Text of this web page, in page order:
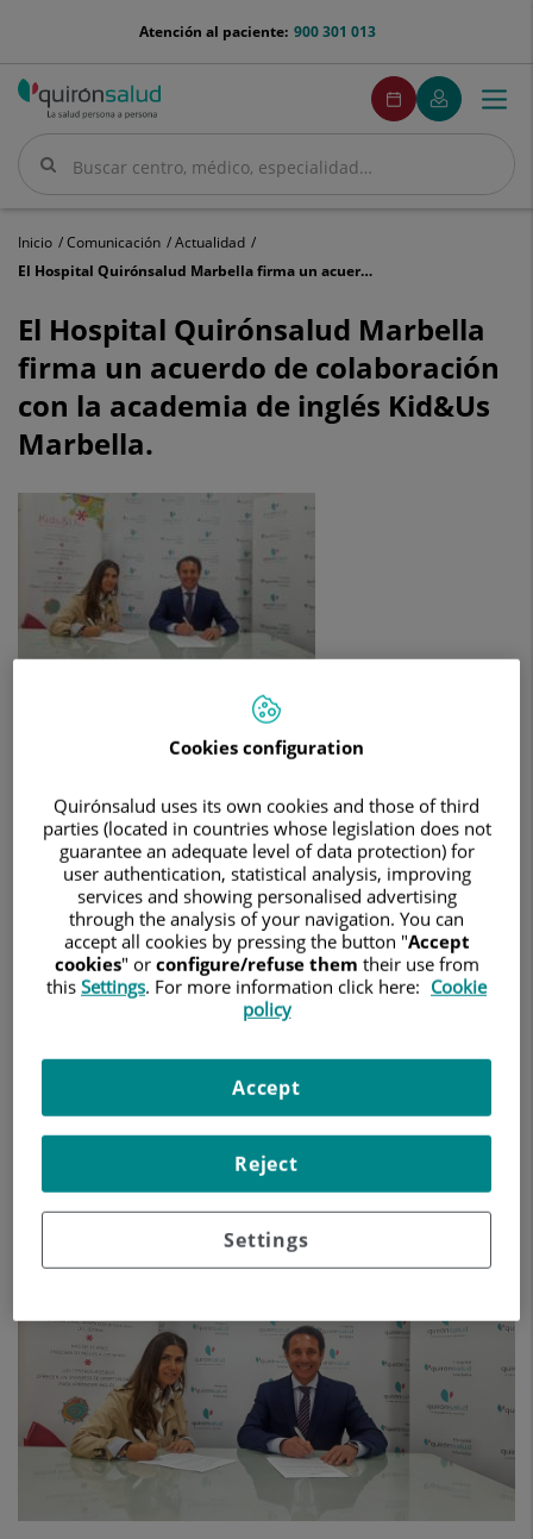
menu-
900 301 013
Atención al paciente:
Buscar
Buscar
menuPedirCita
Pedir
cita
Mi
Quirónsalud
Menú
Inicio Comunicación
Actualidad
El Hospital Quirónsalud Marbella firma un acuerdo de colaboración con la academia de inglés Kid&Us Marbella.
Hospital
Quirónsalud
Marbella
un
acuerdo
colaboración
academia
inglés
Kid&Us
Marbella.
El Hospital Quirónsalud Marbella
firma un acuerdo de colaboración
con la academia de inglés Kid&Us
Marbella.
HOSPITAL QUIRÓNSALUD MARBELLA
El convenio entre ambas entidades, referentes en el sector
sanitario y en la formación extracurricular de idiomas
respectivamente, se encamina a reforzar la experiencia del
paciente en el Servicio de Pediatría mediante la distribución
de material educativo en inglés de alta calidad.
El objetivo de mejora de la experiencia del paciente del
Hospital Quirónsalud Marbellada un paso más esta
semana gracias al convenio alcanzado con el centro de inglés
El acuerdo, firmado esta mañana
directora de la academia, Marta Ortega, nace con un doble
objetivo: enriquecer la experiencia en sala de espera de
urgencias y de consultas externas del servicio de Pediatría,
así como acercar el inglés a los peques en las edades más
tempranas, signo de identidad del método natural Kids&Us.
Cookies configuration
Quirónsalud uses its own cookies and those of third
parties (located in countries whose legislation does not
guarantee an adequate level of data protection) for
user authentication, statistical analysis, improving
services and showing personalised advertising
through the analysis of your navigation. You can
accept all cookies by pressing the button "Accept
cookies" or configure/refuse them their use from
this Settings. For more information click here: Cookie
policy
Settings
Reject
Accept